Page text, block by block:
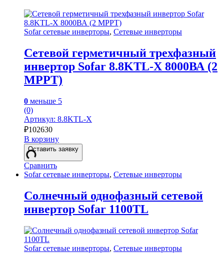
Sofar сетевые инверторы, Сетевые инверторы
Сетевой герметичный трехфазный
инвертор Sofar 8.8KTL-X 8000ВА (2
MPPT)
0 меньше 5
(0)
Артикул: 8.8KTL-X
₽102630
В корзину
Оставить заявку
Сравнить
Sofar сетевые инверторы, Сетевые инверторы
Солнечный однофазный сетевой
инвертор Sofar 1100TL
Sofar сетевые инверторы, Сетевые инверторы